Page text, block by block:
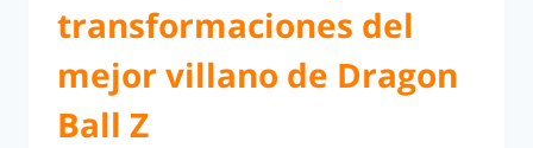
transformaciones del
mejor villano de Dragon
Ball Z